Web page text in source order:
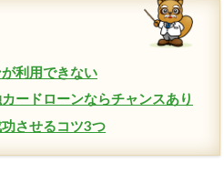
利用できない
ードローンならチャンスあり
させるコツ3つ